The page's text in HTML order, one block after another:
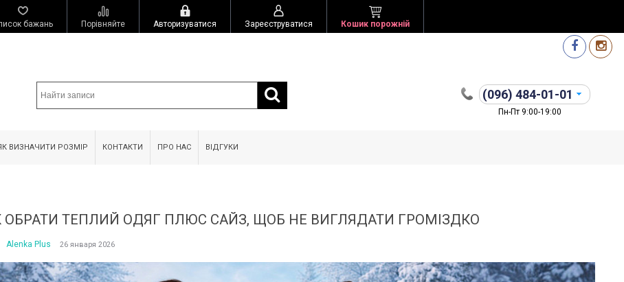
бажань Порівняйте Авторизуватися Зареєструватися Кошик порожній
(096) 484-01-01
Пн-Пт 9:00-19:00
ВИЗНАЧИТИ РОЗМІР КОНТАКТИ ПРО НАС ВІДГУКИ
ОБРАТИ ТЕПЛИЙ ОДЯГ ПЛЮС САЙЗ, ЩОБ НЕ ВИГЛЯДАТИ ГРОМІЗДКО
Alenka Plus 26 января 2026